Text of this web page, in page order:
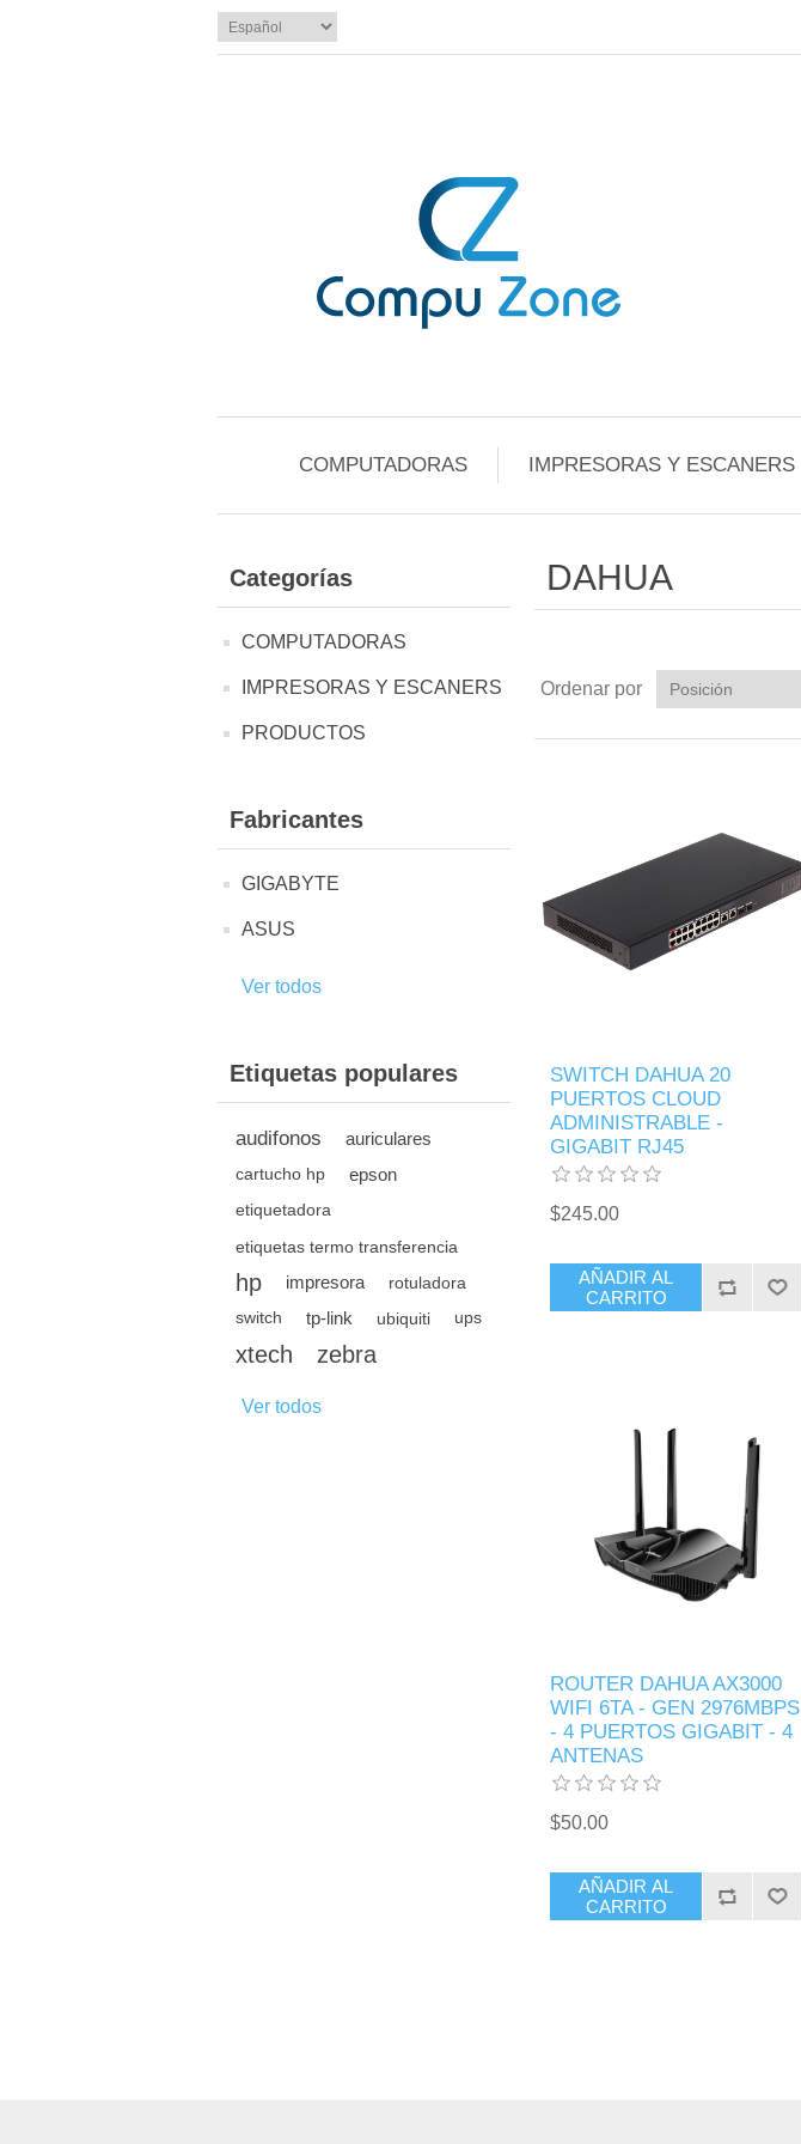
COMPUTADORAS IMPRESORAS Y ESCANERS
Categorías
COMPUTADORAS
IMPRESORAS Y ESCANERS
PRODUCTOS
Fabricantes
GIGABYTE
ASUS
Ver todos
Etiquetas populares
audifonos auriculares
cartucho hp epson
etiquetadora
etiquetas termo transferencia
hp impresora rotuladora
switch tp-link ubiquiti ups
xtech zebra
Ver todos
DAHUA
Ordenar por
SWITCH DAHUA 20
PUERTOS CLOUD
ADMINISTRABLE -
GIGABIT RJ45
$245.00
AÑADIR AL
CARRITO
ROUTER DAHUA AX3000
WIFI 6TA - GEN 2976MBPS
- 4 PUERTOS GIGABIT - 4
ANTENAS
$50.00
AÑADIR AL
CARRITO